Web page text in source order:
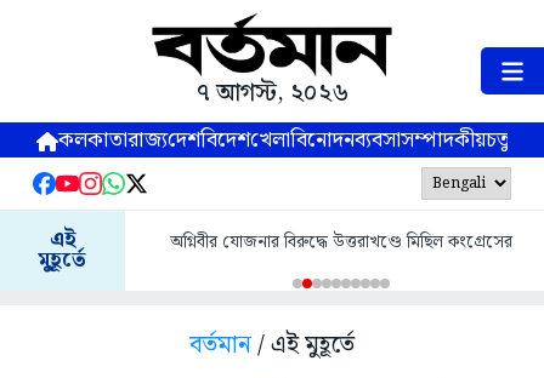
৭ আগস্ট, ২০২৬
কলকাতারাজ্যদেশবিদেশখেলাবিনোদনব্যবসাসম্পাদকীয়
এই
মুহূর্তে
অগ্নিবীর যোজনার বিরুদ্ধে উত্তরাখণ্ডে মিছিল কংগ্রেসের
বর্তমান/ এই মুহূর্তে